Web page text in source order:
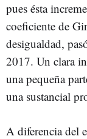
pues ésta
coeficiente de
desigualdad,
2017. Un clara
una pequeña
una sustancial
A diferencia del